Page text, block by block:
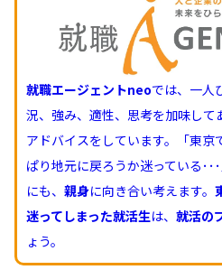
就職エージェントneoでは、一人
況、強み、適性、思考を加味して
アドバイスをしています。「東京
ぱり地元に戻ろうか迷っている･･
にも、 親身に向き合い考えます。
迷ってしまった就活生は、 就活の
ょう。